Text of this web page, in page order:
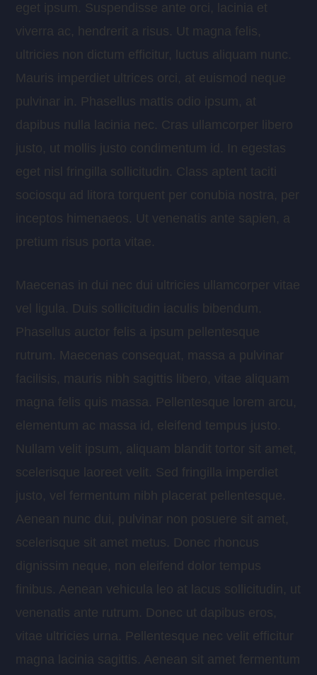
eget ipsum. Suspendisse ante orci, lacinia et
viverra ac, hendrerit a risus. Ut magna felis,
ultricies non dictum efficitur, luctus aliquam nunc.
Mauris imperdiet ultrices orci, at euismod neque
pulvinar in. Phasellus mattis odio ipsum, at
dapibus nulla lacinia nec. Cras ullamcorper libero
justo, ut mollis justo condimentum id. In egestas
eget nisl fringilla sollicitudin. Class aptent taciti
sociosqu ad litora torquent per conubia nostra, per
inceptos himenaeos. Ut venenatis ante sapien, a
pretium risus porta vitae.
Maecenas in dui nec dui ultricies ullamcorper vitae
vel ligula. Duis sollicitudin iaculis bibendum.
Phasellus auctor felis a ipsum pellentesque
rutrum. Maecenas consequat, massa a pulvinar
facilisis, mauris nibh sagittis libero, vitae aliquam
magna felis quis massa. Pellentesque lorem arcu,
elementum ac massa id, eleifend tempus justo.
Nullam velit ipsum, aliquam blandit tortor sit amet,
scelerisque laoreet velit. Sed fringilla imperdiet
justo, vel fermentum nibh placerat pellentesque.
Aenean nunc dui, pulvinar non posuere sit amet,
scelerisque sit amet metus. Donec rhoncus
dignissim neque, non eleifend dolor tempus
finibus. Aenean vehicula leo at lacus sollicitudin, ut
venenatis ante rutrum. Donec ut dapibus eros,
vitae ultricies urna. Pellentesque nec velit efficitur
magna lacinia sagittis. Aenean sit amet fermentum